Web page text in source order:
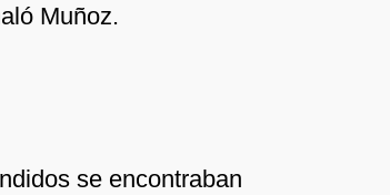
Muñoz.
se encontraban